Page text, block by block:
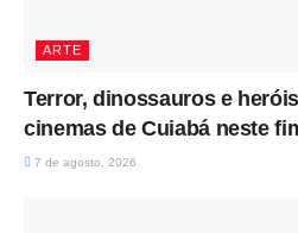
ARTE
Terror, dinossauros e
cinemas de Cuiabá neste
7 de agosto, 2026